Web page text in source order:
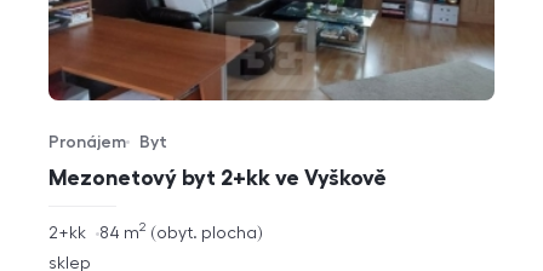
Mezonetový byt 2+kk ve Vyškově
Typ nabídky
Pronájem
Typ nemovitosti
Byt
rozměry
dispozice
2+kk obyt. plocha
84 m2
funkce
sklep